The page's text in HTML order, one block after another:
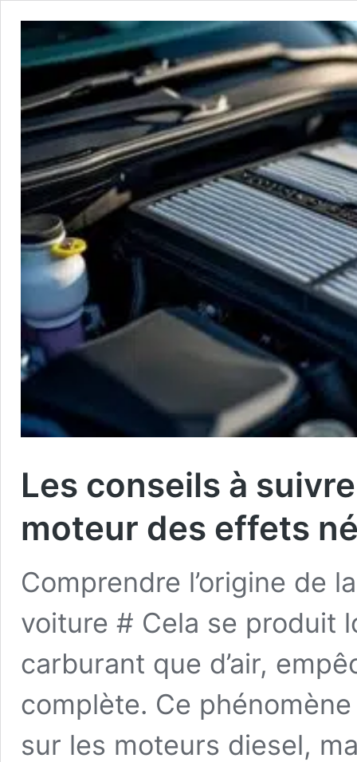
Les conseils à
moteur des effets
Comprendre l’origine de
voiture # Cela se produit
carburant que d’air,
complète. Ce
sur les moteurs diesel,